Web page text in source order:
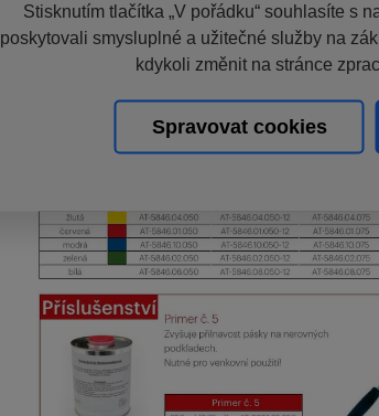
Stisknutím tlačítka „V pořádku“ souhlasíte s
poskytovali smysluplné a užitečné služby na
kdykoli změnit na stránce
Spravovat cookies